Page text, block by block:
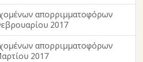
απορριμματοφόρων
2017
απορριμματοφόρων
2017